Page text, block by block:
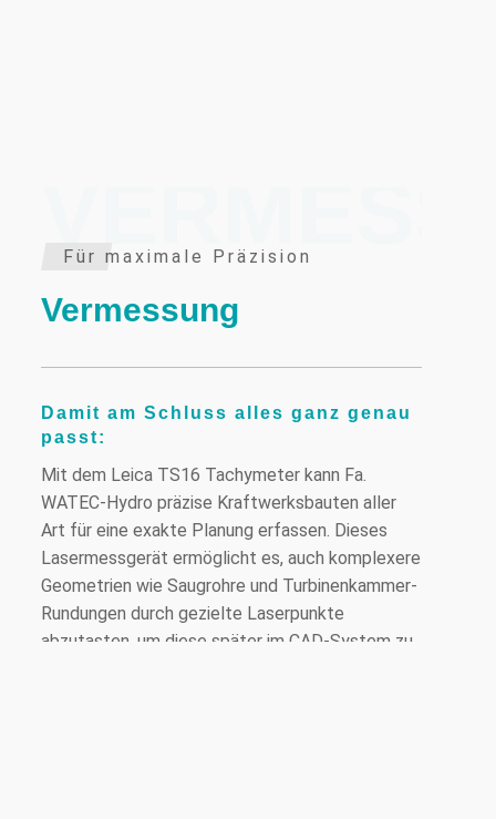
Für maximale Präzision
Vermessung
Damit am Schluss alles ganz genau
passt:
Mit dem Leica TS16 Tachymeter kann Fa.
WATEC-Hydro präzise Kraftwerksbauten aller
Art für eine exakte Planung erfassen. Dieses
Lasermessgerät ermöglicht es, auch komplexere
Geometrien wie Saugrohre und Turbinenkammer-
Rundungen durch gezielte Laserpunkte
abzutasten, um diese später im CAD-System zu